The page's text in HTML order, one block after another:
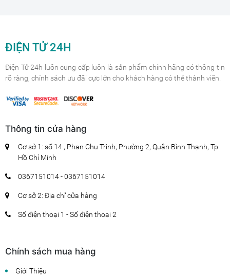
ĐIỆN TỬ 24H
Điện Tử 24h luôn cung cấp luôn là sản phẩm chính hãng có thông tin
rõ ràng, chính sách ưu đãi cực lớn cho khách hàng có thẻ thành viên.
Thông tin cửa hàng
Cơ sở 1: số 14 , Phan Chu Trinh, Phường 2, Quận Bình Thạnh, Tp
Hồ Chí Minh
0367151014 - 0367151014
Cơ sở 2: Địa chỉ cửa hàng
Số điện thoại 1 - Số điện thoại 2
Chính sách mua hàng
Giới Thiệu